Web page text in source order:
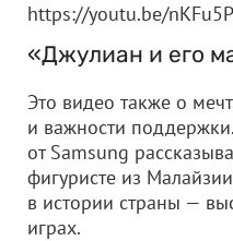
https://youtu.be/
«Джулиан и его
Это видео также о
и важности
от Samsung
фигуристе из
в истории страны —
играх.